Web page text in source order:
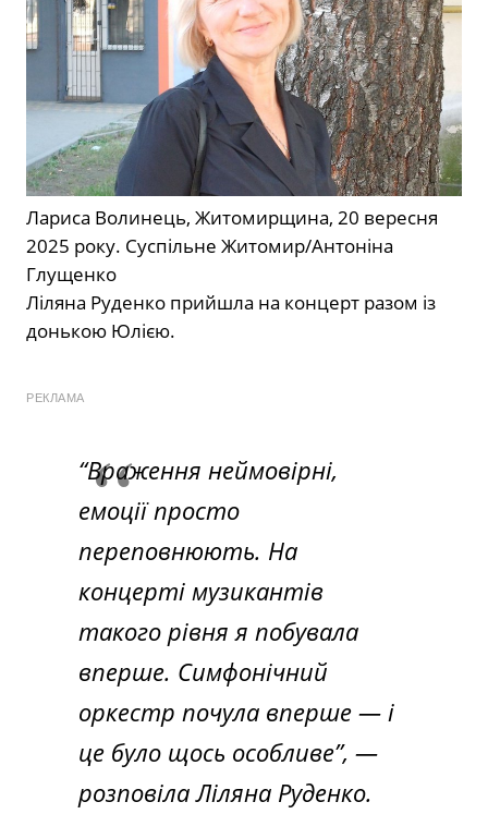
Лариса Волинець, Житомирщина, 20 вересня
2025 року. Суспільне Житомир/Антоніна
Глущенко
Ліляна Руденко прийшла на концерт разом із
донькою Юлією.
РЕКЛАМА
“Враження неймовірні,
емоції просто
переповнюють. На
концерті музикантів
такого рівня я побувала
вперше. Симфонічний
оркестр почула вперше — і
це було щось особливе”, —
розповіла Ліляна Руденко.